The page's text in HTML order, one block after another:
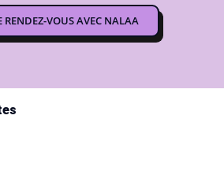
RENDEZ-VOUS AVEC NALAA